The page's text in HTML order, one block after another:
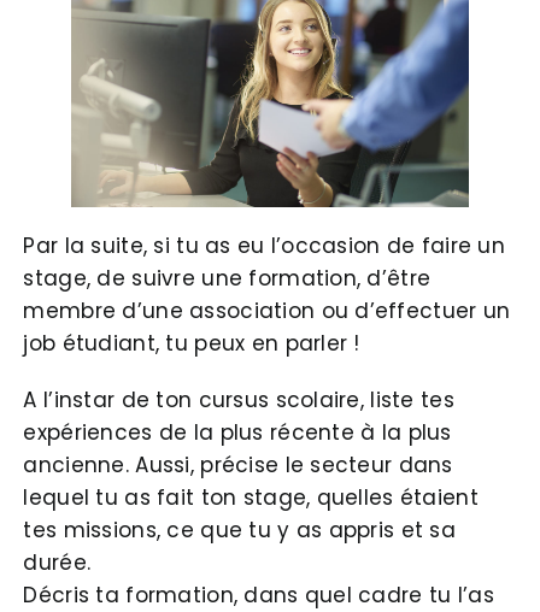
Par la suite, si tu as eu l’occasion de faire un
stage, de suivre une formation, d’être
membre d’une association ou d’effectuer un
job étudiant, tu peux en parler !
A l’instar de ton cursus scolaire, liste tes
expériences de la plus récente à la plus
ancienne. Aussi, précise le secteur dans
lequel tu as fait ton stage, quelles étaient
tes missions, ce que tu y as appris et sa
durée.
Décris ta formation, dans quel cadre tu l’as